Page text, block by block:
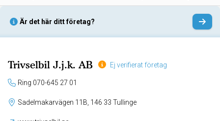
Är det här ditt företag?
Trivselbil J.j.k. AB Ej verifierat företag
Ring 070-645 27 01
Sadelmakarvägen 11B, 146 33 Tullinge